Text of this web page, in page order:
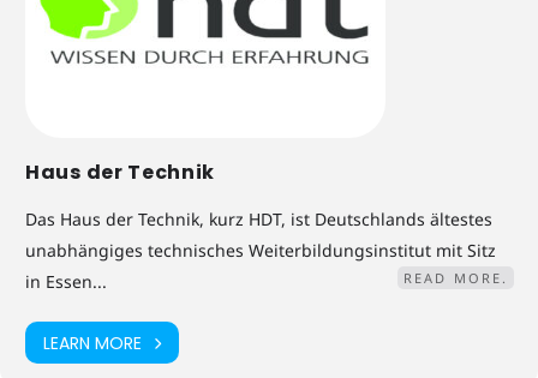
Haus der Technik
Das Haus der Technik, kurz HDT, ist Deutschlands ältestes
unabhängiges technisches Weiterbildungsinstitut mit Sitz
in Essen...
READ MORE.
LEARN MORE